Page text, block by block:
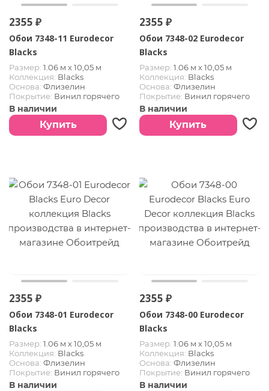
2355 ₽
Обои 7348-11 Eurodecor
Blacks
Размер: 1.06 м х 10,05 м
Коллекция: Blacks
Основа: Флизелин
Покрытие: Винил горячего
тиснения
В наличии
Купить
2355 ₽
Обои 7348-02 Eurodecor
Blacks
Размер: 1.06 м х 10,05 м
Коллекция: Blacks
Основа: Флизелин
Покрытие: Винил горячего
тиснения
В наличии
Купить
2355 ₽
Обои 7348-01 Eurodecor
Blacks
Размер: 1.06 м х 10,05 м
Коллекция: Blacks
Основа: Флизелин
Покрытие: Винил горячего
тиснения
В наличии
2355 ₽
Обои 7348-00 Eurodecor
Blacks
Размер: 1.06 м х 10,05 м
Коллекция: Blacks
Основа: Флизелин
Покрытие: Винил горячего
тиснения
В наличии